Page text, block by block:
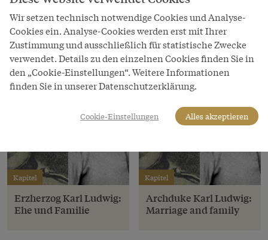
Stephan Gruber & Privatbesitz
Kapitel
Erzherzog Karl Ludwig:
Ehe und Familie
Kapitel
Archduke Karl Ludwig:
Marriage and family
Wir setzen technisch notwendige Cookies und Analyse-
Cookies ein. Analyse-Cookies werden erst mit Ihrer
Zustimmung und ausschließlich für statistische Zwecke
verwendet. Details zu den einzelnen Cookies finden Sie in
den „Cookie-Einstellungen“. Weitere Informationen
finden Sie in unserer Datenschutzerklärung.
Cookie-Einstellungen Alles akzeptieren